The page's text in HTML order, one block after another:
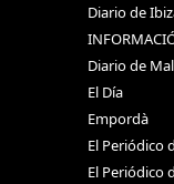
Diario de
Diario de
El Día
Empordà
El Periódico
El Periódico